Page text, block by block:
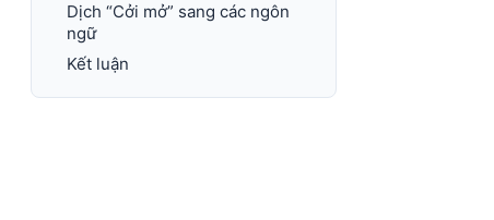
Dịch “Cởi mở” sang các ngôn
ngữ
Kết luận